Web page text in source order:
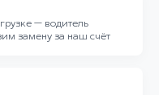
— водитель
замену за наш счёт